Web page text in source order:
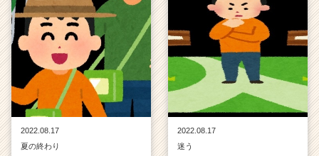
2022.08.17
夏の終わり
2022.08.17
迷う